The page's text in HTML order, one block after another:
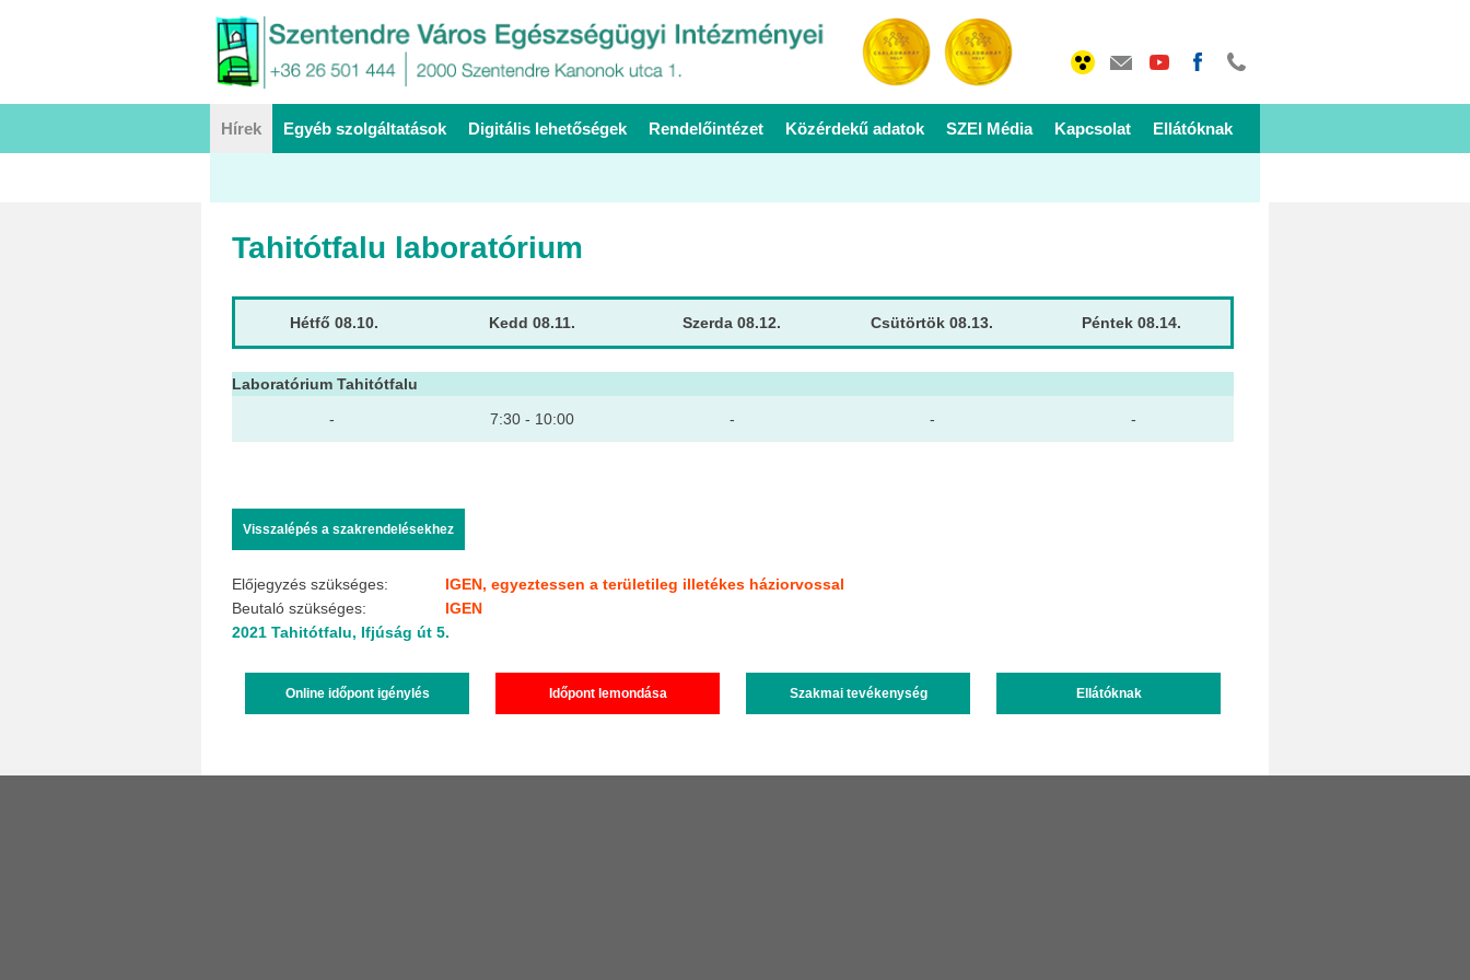
Hírek Egyéb szolgáltatások Digitális lehetőségek Rendelőintézet Közérdekű adatok SZEI Média Kapcsolat Ellátóknak
Tahitótfalu laboratórium
Hétfő 08.10. Kedd 08.11. Szerda 08.12. Csütörtök 08.13. Péntek 08.14.
Laboratórium Tahitótfalu
-
7:30 - 10:00 - - -
Előjegyzés szükséges: IGEN, egyeztessen a területileg illetékes háziorvossal
Beutaló szükséges: IGEN
2021 Tahitótfalu, Ifjúság út 5.